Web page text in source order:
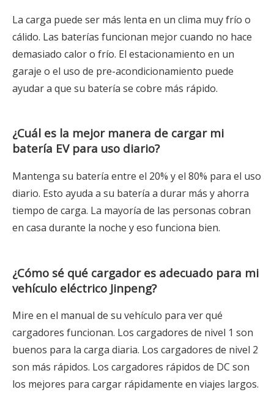
La carga puede ser más lenta en un clima muy frío o
cálido. Las baterías funcionan mejor cuando no hace
demasiado calor o frío. El estacionamiento en un
garaje o el uso de pre-acondicionamiento puede
ayudar a que su batería se cobre más rápido.
¿Cuál es la mejor manera de cargar mi
batería EV para uso diario?
Mantenga su batería entre el 20% y el 80% para el uso
diario. Esto ayuda a su batería a durar más y ahorra
tiempo de carga. La mayoría de las personas cobran
en casa durante la noche y eso funciona bien.
¿Cómo sé qué cargador es adecuado para mi
vehículo eléctrico Jinpeng?
Mire en el manual de su vehículo para ver qué
cargadores funcionan. Los cargadores de nivel 1 son
buenos para la carga diaria. Los cargadores de nivel 2
son más rápidos. Los cargadores rápidos de DC son
los mejores para cargar rápidamente en viajes largos.